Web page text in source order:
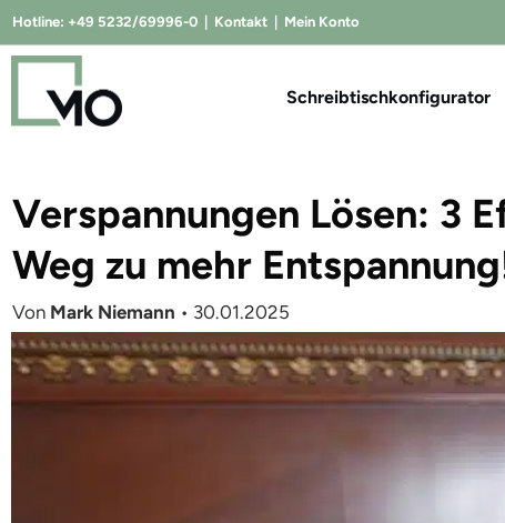
Hotline: +49 5232/69996-0 Kontakt Mein Konto
Schreibtischkonfigurator
Verspannungen Lösen: 3
Weg zu mehr
Von Mark Niemann • 30.01.2025